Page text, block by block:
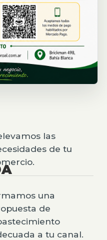
las
de tu
una
de
a tu canal.